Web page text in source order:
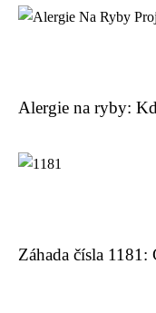
Alergie na ryby:
Záhada čísla